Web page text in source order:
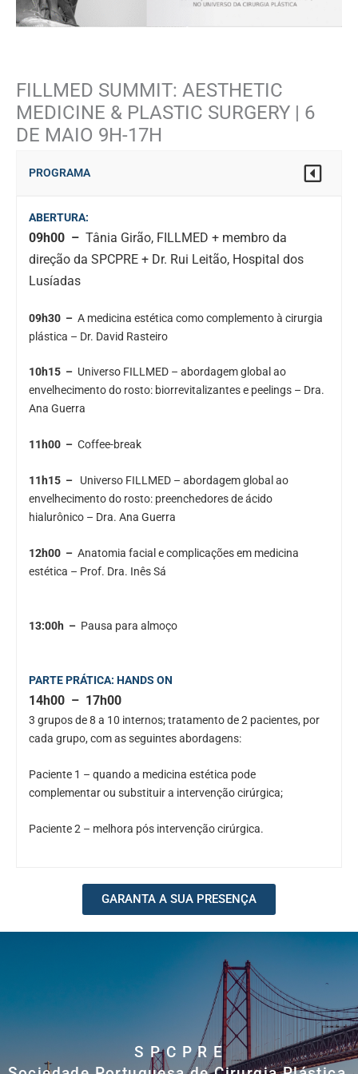
FILLMED SUMMIT: AESTHETIC
MEDICINE & PLASTIC SURGERY | 6
DE MAIO 9H-17H
PROGRAMA
ABERTURA:
09h00 – Tânia Girão, FILLMED + membro da
direção da SPCPRE + Dr. Rui Leitão, Hospital dos
Lusíadas
09h30 – A medicina estética como complemento à cirurgia
plástica – Dr. David Rasteiro
10h15 – Universo FILLMED – abordagem global ao
envelhecimento do rosto: biorrevitalizantes e peelings – Dra.
Ana Guerra
11h00 – Coffee-break
11h15 –
Universo FILLMED – abordagem global ao
envelhecimento do rosto: preenchedores de ácido
hialurônico – Dra. Ana Guerra
12h00 – Anatomia facial e complicações em medicina
estética – Prof. Dra. Inês Sá
13:00h – Pausa para almoço
PARTE PRÁTICA: HANDS ON
14h00 – 17h00
3 grupos de 8 a 10 internos; tratamento de 2 pacientes, por
cada grupo, com as seguintes abordagens:
Paciente 1 – quando a medicina estética pode
complementar ou substituir a intervenção cirúrgica;
Paciente 2 – melhora pós intervenção cirúrgica.
GARANTA A SUA PRESENÇA
S P C P R E